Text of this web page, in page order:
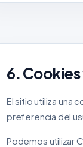
6.
El sitio utiliza una
preferencia del
Podemos utilizar